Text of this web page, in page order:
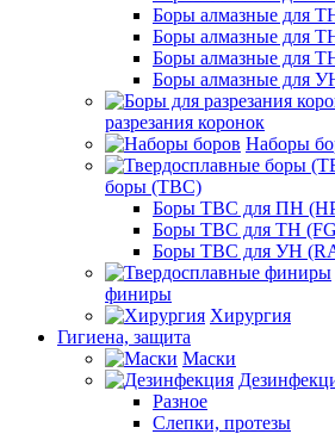
Боры алмазные для
Боры алмазные для
Боры алмазные для
Боры алмазные для
разрезания коронок
Наборы
боры (ТВС)
Боры ТВС для ПН
Боры ТВС для ТН
Боры ТВС для УН
финиры
Хирургия
Гигиена, защита
Маски
Разное
Слепки, протезы